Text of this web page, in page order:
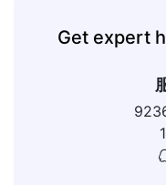
Get expert